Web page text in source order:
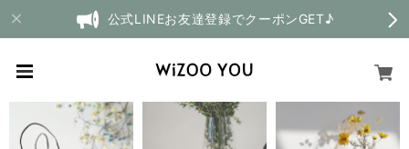
公式LINEお友達登録でクーポンGET♪